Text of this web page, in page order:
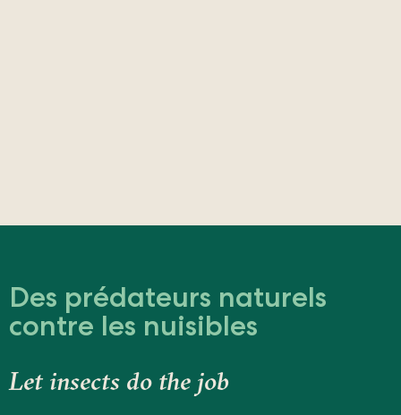
Des prédateurs naturels
contre les nuisibles
Let insects do the job